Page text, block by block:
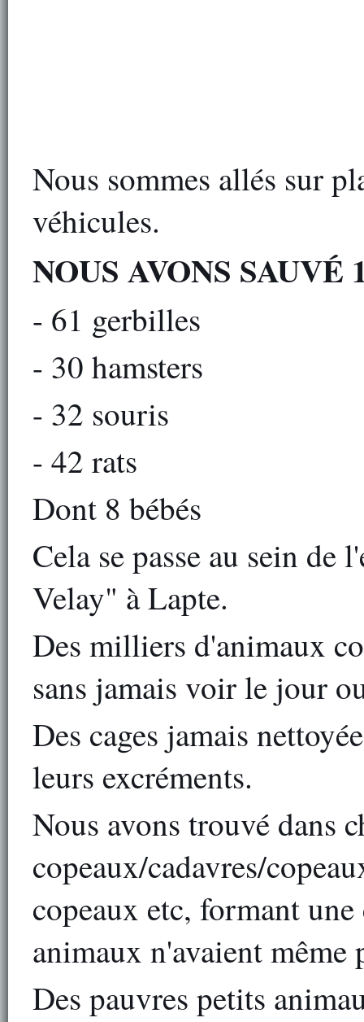
Nous sommes allés sur
véhicules.
NOUS AVONS
- 61 gerbilles
- 30 hamsters
- 32 souris
- 42 rats
Dont 8 bébés
Cela se passe au sein de
Velay" à Lapte.
Des milliers d'animaux
sans jamais voir le jour
Des cages jamais
leurs excréments.
Nous avons trouvé dans
copeaux/cadavres/
copeaux etc, formant
animaux n'avaient même
Des pauvres petits